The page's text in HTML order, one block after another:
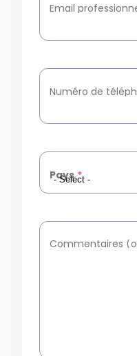
Email
Numéro de
Pays *
Commentaires